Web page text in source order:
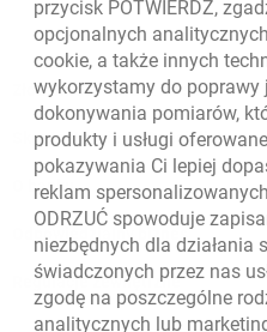
Złóż wniosek przez internet
Skontaktuj się ze Specjalistą
O banku
Odpowiedzialny biznes
Regulacje zewnętrzne
przycisk POTWIERDŹ,
opcjonalnych
cookie, a także innych
wykorzystamy do poprawy
dokonywania pomiarów,
produkty i usługi
pokazywania Ci lepiej
reklam
ODRZUĆ spowoduje
niezbędnych dla działania
świadczonych przez nas
zgodę na poszczególne
analitycznych lub